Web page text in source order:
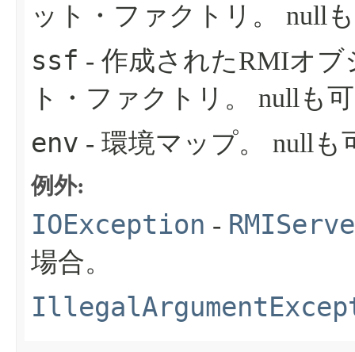
ット・ファクトリ。
null
ssf - 作成されたRMIオ
ト・ファクトリ。
nullも
env - 環境マップ。 nullも
例外:
IOException -
場合。